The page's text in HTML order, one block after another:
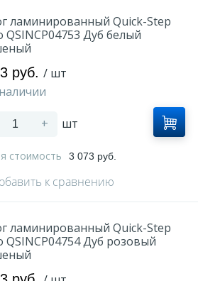
ламинированный Quick-Step
QSINCP04753 Дуб белый
руб. / шт
+ шт
стоимость 3 073 руб.
к сравнению
ламинированный Quick-Step
QSINCP04754 Дуб розовый